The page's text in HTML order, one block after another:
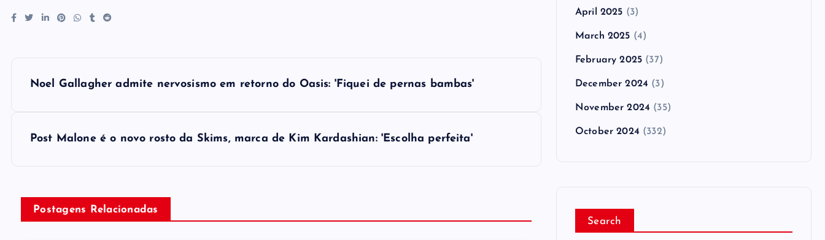
Noel Gallagher admite nervosismo em retorno do Oasis: 'Fiquei de pernas bambas'
Post Malone é o novo rosto da Skims, marca de Kim Kardashian: 'Escolha perfeita'
Postagens Relacionadas
April 2025 (3)
March 2025 (4)
February 2025 (37)
December 2024 (3)
November 2024 (35)
October 2024 (332)
Search